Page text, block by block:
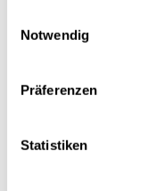
Notwendig
Präferenzen
Statistiken